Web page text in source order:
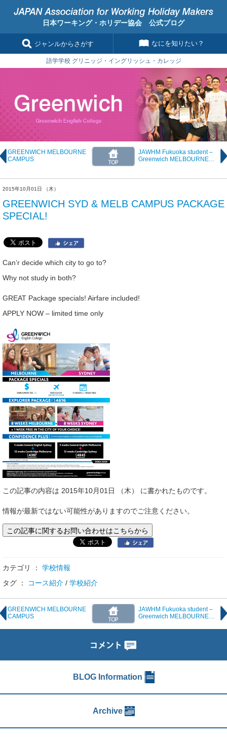
日本ワーキング・ホリデー協会 公式ブログ
ジャンルからさがす なにを知りたい？
語学学校 グリニッジ・イングリッシュ・カレッジ
GREENWICH MELBOURNE
CAMPUS
JAWHM Fukuoka student –
Greenwich MELBOURNE
2015年10月01日 （木）
GREENWICH SYD & MELB CAMPUS PACKAGE
SPECIAL!
Can’r decide which city to go to?
Why not study in both?
GREAT Package specials! Airfare included!
APPLY NOW – limited time only
この記事の内容は 2015年10月01日 （木） に書かれたものです。
情報が最新ではない可能性がありますのでご注意ください。
この記事に関するお問い合わせはこちらから
カテゴリ ： 学校情報
タグ ：
コース紹介 / 学校紹介
GREENWICH MELBOURNE
CAMPUS
JAWHM Fukuoka student –
Greenwich MELBOURNE
BLOG Information
Archive